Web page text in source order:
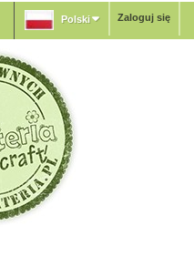
Zaloguj się
Polski